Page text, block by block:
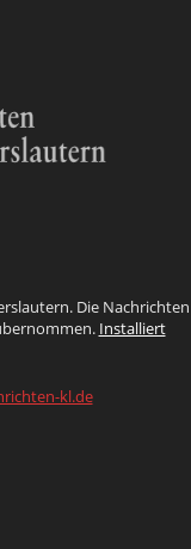
Die Nachrichten
Installiert
kl.de